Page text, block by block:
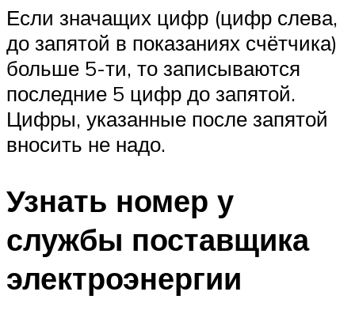
Если значащих цифр (цифр слева,
до запятой в показаниях счётчика)
больше 5-ти, то записываются
последние 5 цифр до запятой.
Цифры, указанные после запятой
вносить не надо.
Узнать номер у
службы поставщика
электроэнергии